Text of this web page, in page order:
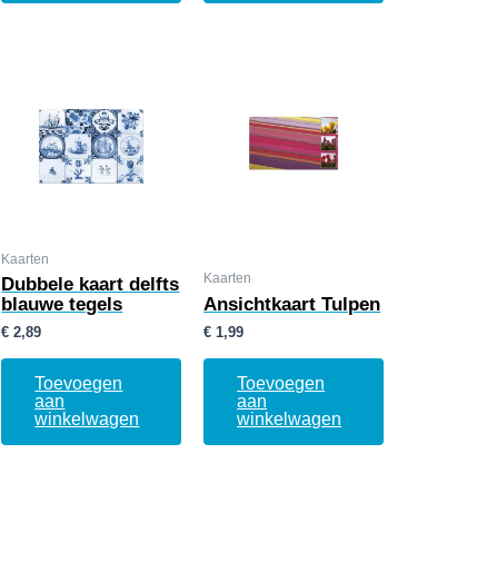
Kaarten
Dubbele kaart delfts
blauwe tegels
€ 2,89
Toevoegen
aan
winkelwagen
Kaarten
Ansichtkaart Tulpen
€ 1,99
Toevoegen
aan
winkelwagen